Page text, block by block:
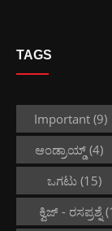
TAGS
Important (9)
ಆಂಡ್ರಾಯ್ಡ್(4)
ಒಗಟು(15)
ಕ್ವಿಜ್ - ರಸಪ್ರಶ್ನೆ